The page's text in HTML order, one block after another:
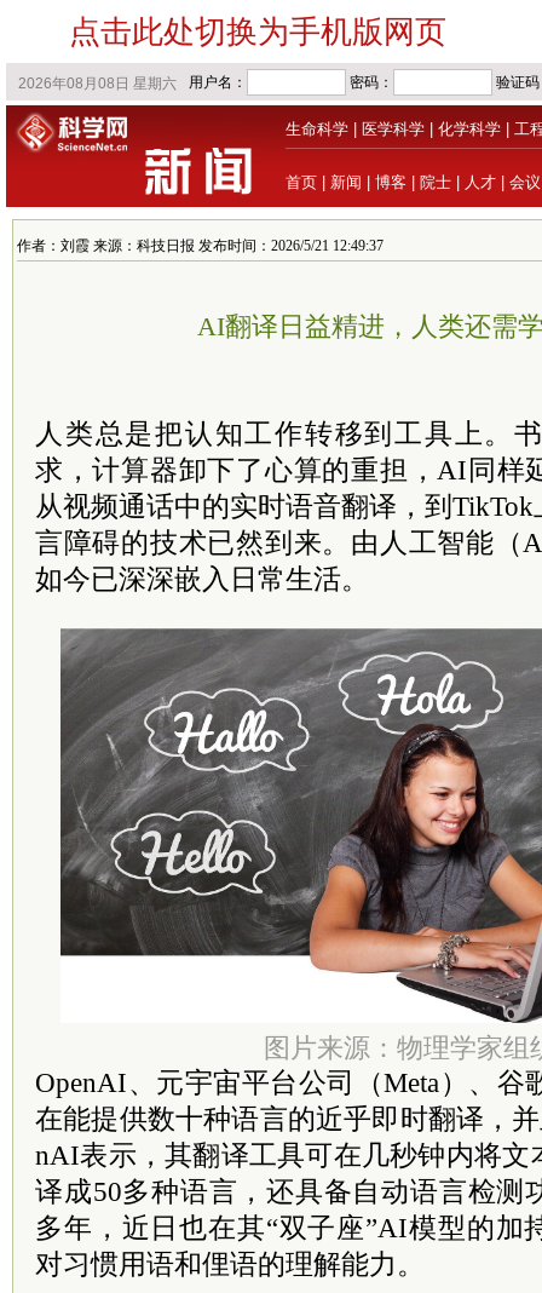
点击此处切换为手机版网页
生命科学 医学科学 化学科学 工
首页 新闻 博客 院士 人才 会议
作者：刘霞 来源：科技日报 发布时间：2026/5/21 12:49:37
AI翻译日益精进，人类还需
人类总是把认知工作转移到工具上。
求，计算器卸下了心算的重担，AI同样
从视频通话中的实时语音翻译，到
言障碍的技术已然到来。由人工智能（
如今已深深嵌入日常生活。
图片来源：物理学家组
OpenAI、元宇宙平台公司（Meta）、
在能提供数十种语言的近乎即时翻译，
nAI表示，其翻译工具可在几秒钟内将文
译成50多种语言，还具备自动语言检测
多年，近日也在其“双子座”AI模型的加
对习惯用语和俚语的理解能力。